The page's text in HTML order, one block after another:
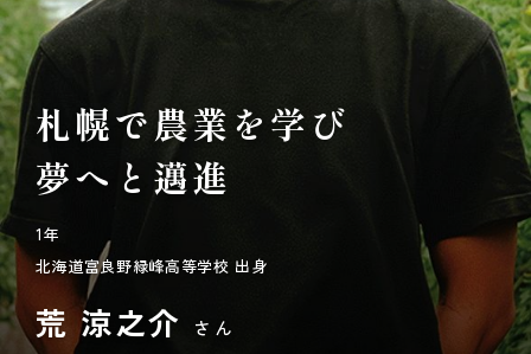
札幌で農業を学び
夢へと邁進
1年
北海道富良野緑峰高等学校 出身
荒 涼之介 さん